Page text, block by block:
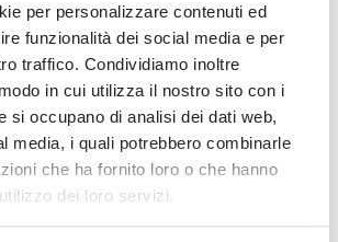
per personalizzare contenuti ed
funzionalità dei social media e per
traffico. Condividiamo inoltre
in cui utilizza il nostro sito con i
si occupano di analisi dei dati web,
media, i quali potrebbero combinarle
che ha fornito loro o che hanno
dei loro servizi.
tessile essenziale, capace di unire
visiva.
sciarpa
cashmere
g
7 varianti colore